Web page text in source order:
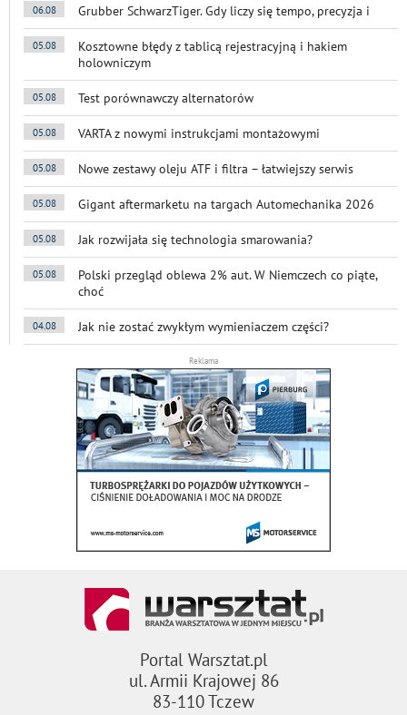
06.08 Grubber SchwarzTiger. Gdy liczy się tempo, precyzja i
05.08
Kosztowne błędy z tablicą rejestracyjną i hakiem
holowniczym
05.08 Test porównawczy alternatorów
05.08 VARTA z nowymi instrukcjami montażowymi
05.08 Nowe zestawy oleju ATF i filtra – łatwiejszy serwis
05.08 Gigant aftermarketu na targach Automechanika 2026
05.08 Jak rozwijała się technologia smarowania?
05.08
Polski przegląd oblewa 2% aut. W Niemczech co piąte,
choć
04.08 Jak nie zostać zwykłym wymieniaczem części?
Reklama
Portal Warsztat.pl
ul. Armii Krajowej 86
83-110 Tczew